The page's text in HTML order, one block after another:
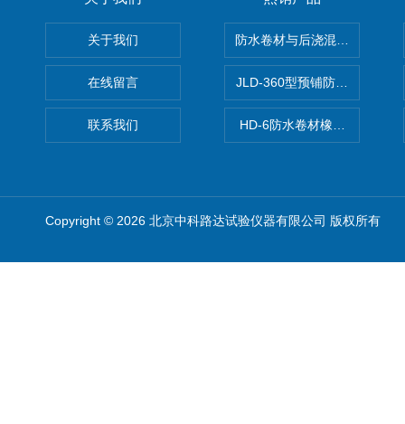
关于我们
在线留言
联系我们
防水卷材与后浇混凝土剥离强
JLD-360型预铺防水卷材抗冲
HD-6防水卷材橡胶测厚仪
Copyright © 2026 北京中科路达试验仪器有限公司 版权所有